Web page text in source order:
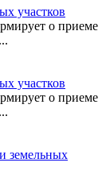
участков
о приеме
участков
о приеме
земельных